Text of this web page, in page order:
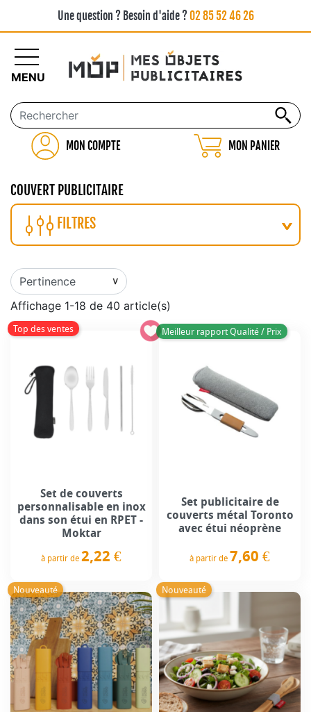
Une question ? Besoin d'aide ?02 85 52 46 26
MON COMPTE MON PANIER
MENU
COUVERT PUBLICITAIRE
FILTRES
Affichage 1-18 de 40 article(s)
Top des ventes
Set de couverts
personnalisable en inox
dans son étui en RPET -
Moktar
à partir de 2,22 €
Meilleur rapport Qualité / Prix
Set publicitaire de
couverts métal Toronto
avec étui néoprène
à partir de 7,60 €
Nouveauté Nouveauté